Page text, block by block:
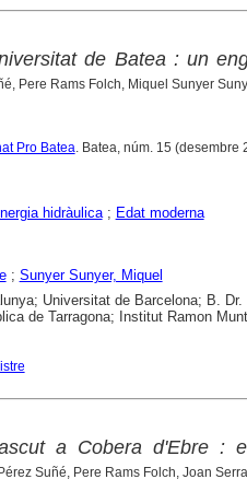
de Batea : un
Pere Rams Folch, Miquel Sunyer
Pro Batea. Batea, núm. 15 (desembre
hidràulica; Edat moderna
; Sunyer Sunyer, Miquel
Universitat de Barcelona; B.
de Tarragona; Institut Ramon
a Cobera d'Ebre :
Suñé, Pere Rams Folch, Joan